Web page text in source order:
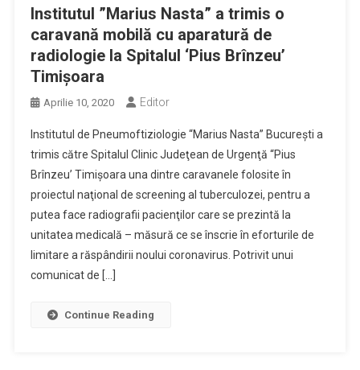
Institutul ”Marius Nasta” a trimis o
caravană mobilă cu aparatură de
radiologie la Spitalul ‘Pius Brînzeu’
Timişoara
Aprilie 10, 2020 Editor
Institutul de Pneumoftiziologie “Marius Nasta” Bucureşti a
trimis către Spitalul Clinic Judeţean de Urgenţă “Pius
Brînzeu’ Timişoara una dintre caravanele folosite în
proiectul naţional de screening al tuberculozei, pentru a
putea face radiografii pacienţilor care se prezintă la
unitatea medicală – măsură ce se înscrie în eforturile de
limitare a răspândirii noului coronavirus. Potrivit unui
comunicat de […]
Continue Reading